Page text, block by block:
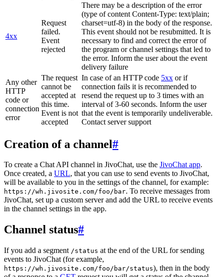
4xx
Request
failed.
Event
rejected
There may be a description of the error
(type of content Content-Type: text/plain;
charset=utf-8) in the body of the response.
This event should not be resubmitted. It is
necessary to find and correct the error of
the program or channel settings that led to
the error. Inform the user about the event
delivery failure
Any other
HTTP
code or
connection
error
The request
cannot be
accepted at
this time.
Event is not
accepted
In case of an HTTP code 5xx or if
connection fails it is recommended to
resend the request up to 3 times with an
interval of 3-60 seconds. Inform the user
that the event is temporarily undeliverable.
Contact server support
Creation of a channel#
To create a Chat API channel in JivoChat, use the JivoChat app.
Once created, a URL, that you can use to send events to JivoChat,
will be available to you in the settings of the channel, for example:
https://wh.jivosite.com/foo/bar. To receive messages from
JivoChat, set up a custom server and add the URL to receive events
in the channel settings in the app.
Channel status#
If you add a segment /status at the end of the URL for sending
events to JivoChat (for example,
https://wh.jivosite.com/foo/bar/status), then in the body